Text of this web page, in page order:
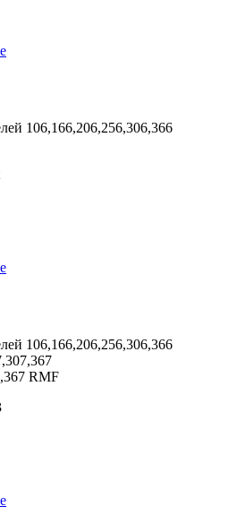
106,166,206,256,306,366
106,166,206,256,306,366
RMF